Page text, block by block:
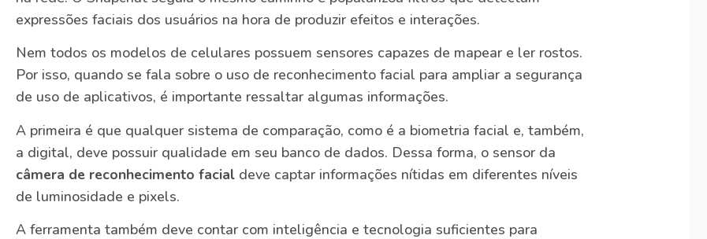
expressões faciais dos usuários na hora de produzir efeitos e interações.
Nem todos os modelos de celulares possuem sensores capazes de mapear e ler rostos.
Por isso, quando se fala sobre o uso de reconhecimento facial para ampliar a segurança
de uso de aplicativos, é importante ressaltar algumas informações.
A primeira é que qualquer sistema de comparação, como é a biometria facial e, também,
a digital, deve possuir qualidade em seu banco de dados. Dessa forma, o sensor da
câmera de reconhecimento facial deve captar informações nítidas em diferentes níveis
de luminosidade e pixels.
A ferramenta também deve contar com inteligência e tecnologia suficientes para